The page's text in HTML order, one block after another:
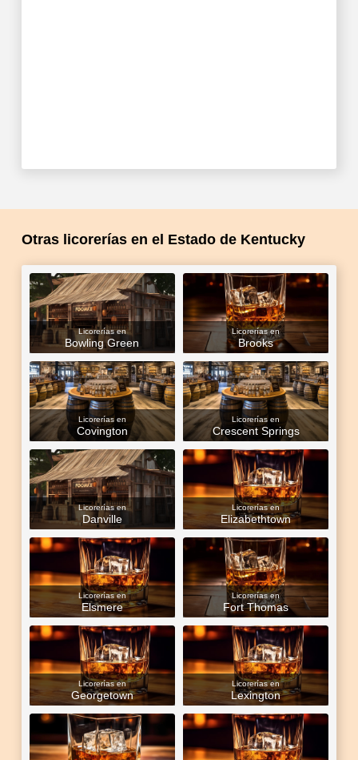
Otras licorerías en el Estado de Kentucky
Licorerías en
Bowling Green
Licorerías en
Brooks
Licorerías en
Covington
Licorerías en
Crescent Springs
Licorerías en
Danville
Licorerías en
Elizabethtown
Licorerías en
Elsmere
Licorerías en
Fort Thomas
Licorerías en
Georgetown
Licorerías en
Lexington